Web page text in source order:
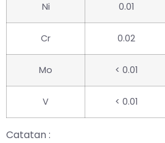
Ni 0.01
Cr 0.02
Mo < 0.01
V < 0.01
Catatan :